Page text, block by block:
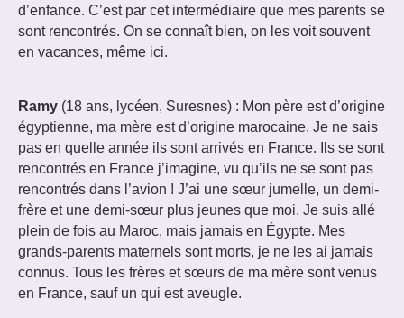
d’enfance. C’est par cet intermédiaire que mes parents se
sont rencontrés. On se connaît bien, on les voit souvent
en vacances, même ici.
Ramy (18 ans, lycéen, Suresnes) : Mon père est d’origine
égyptienne, ma mère est d’origine marocaine. Je ne sais
pas en quelle année ils sont arrivés en France. Ils se sont
rencontrés en France j’imagine, vu qu’ils ne se sont pas
rencontrés dans l’avion ! J’ai une sœur jumelle, un demi-
frère et une demi-sœur plus jeunes que moi. Je suis allé
plein de fois au Maroc, mais jamais en Égypte. Mes
grands-parents maternels sont morts, je ne les ai jamais
connus. Tous les frères et sœurs de ma mère sont venus
en France, sauf un qui est aveugle.